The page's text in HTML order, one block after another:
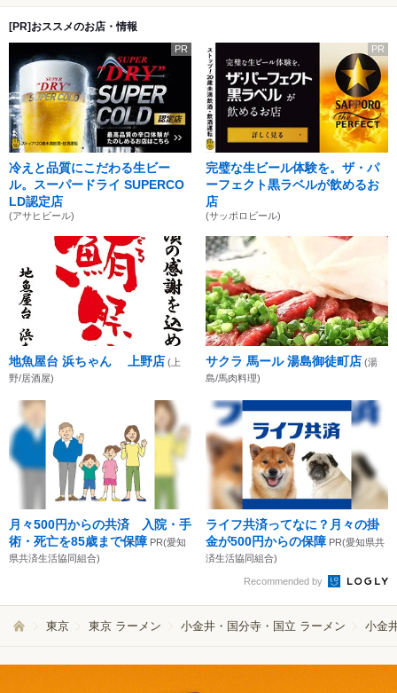
[PR]おススメのお店・情報
PR
冷えと品質にこだわる生ビー
ル。スーパードライ SUPERCO
LD認定店
(アサヒビール)
PR
完璧な生ビール体験を。ザ・パ
ーフェクト黒ラベルが飲めるお
店
(サッポロビール)
地魚屋台 浜ちゃん 上野店 (上
野/居酒屋)
サクラ 馬ール 湯島御徒町店 (湯
島/馬肉料理)
月々500円からの共済 入院・手
術・死亡を85歳まで保障 PR(愛知
県共済生活協同組合)
ライフ共済ってなに？月々の掛
金が500円からの保障 PR(愛知県共
済生活協同組合)
Recommended by
東京 東京 ラーメン 小金井・国分寺・国立 ラーメン 小金